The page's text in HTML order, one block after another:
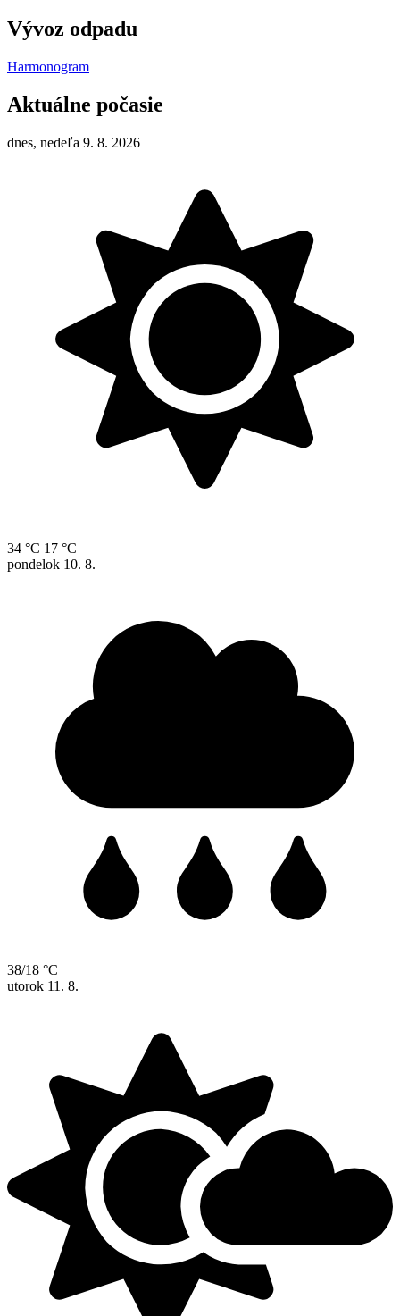
Vývoz odpadu
Harmonogram
Aktuálne počasie
dnes, nedeľa 9. 8. 2026
34 °C 17 °C
pondelok 10. 8.
38/18 °C
utorok 11. 8.